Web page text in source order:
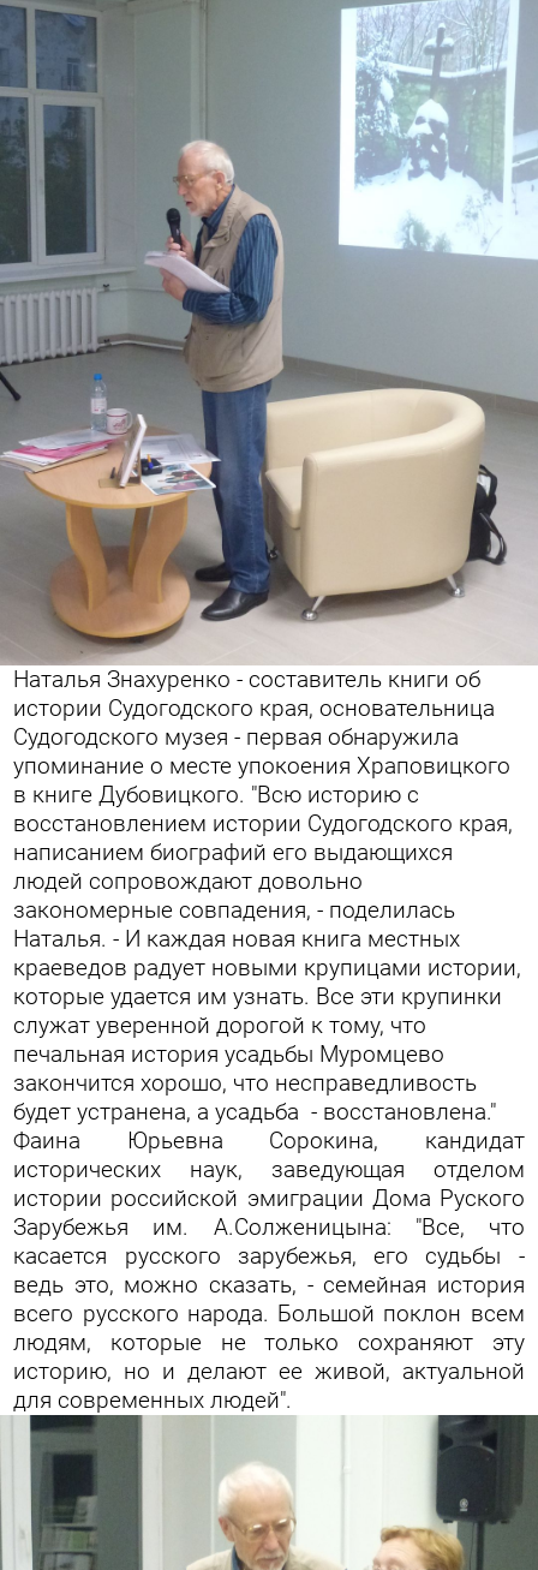
Наталья Знахуренко - составитель книги об
истории Судогодского края, основательница
Судогодского музея - первая обнаружила
упоминание о месте упокоения Храповицкого
в книге Дубовицкого. "Всю историю с
восстановлением истории Судогодского края,
написанием биографий его выдающихся
людей сопровождают довольно
закономерные совпадения, - поделилась
Наталья. - И каждая новая книга местных
краеведов радует новыми крупицами истории,
которые удается им узнать. Все эти крупинки
служат уверенной дорогой к тому, что
печальная история усадьбы Муромцево
закончится хорошо, что несправедливость
будет устранена, а усадьба - восстановлена."
Фаина Юрьевна Сорокина, кандидат
исторических наук, заведующая отделом
истории российской эмиграции Дома Руского
Зарубежья им. А.Солженицына: "Все, что
касается русского зарубежья, его судьбы -
ведь это, можно сказать, - семейная история
всего русского народа. Большой поклон всем
людям, которые не только сохраняют эту
историю, но и делают ее живой, актуальной
для современных людей".